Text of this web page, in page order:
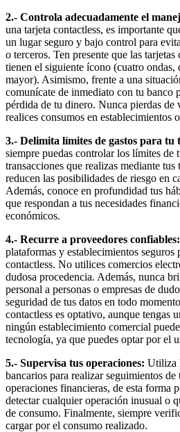
2.- Controla adecuadamente el
una tarjeta contactless, es importante
un lugar seguro y bajo control para
o terceros. Ten presente que las
tienen el siguiente ícono (cuatro ondas,
mayor). Asimismo, frente a una
comunícate de inmediato con tu banco
pérdida de tu dinero. Nunca pierdas de
realices consumos en establecimientos
3.- Delimita límites de gastos para tu
siempre puedas controlar los límites de
transacciones que realizas mediante tus
reducen las posibilidades de riesgo en
Además, conoce en profundidad tus
que respondan a tus necesidades
económicos.
4.- Recurre a proveedores confiables:
plataformas y establecimientos seguros
contactless. No utilices comercios
dudosa procedencia. Además, nunca
personal a personas o empresas de
seguridad de tus datos en todo
contactless es optativo, aunque tengas
ningún establecimiento comercial
tecnología, ya que puedes optar por el
5.- Supervisa tus operaciones: Utiliza
bancarios para realizar seguimientos de
operaciones financieras, de esta forma
detectar cualquier operación inusual o
de consumo. Finalmente, siempre
cargar por el consumo realizado.